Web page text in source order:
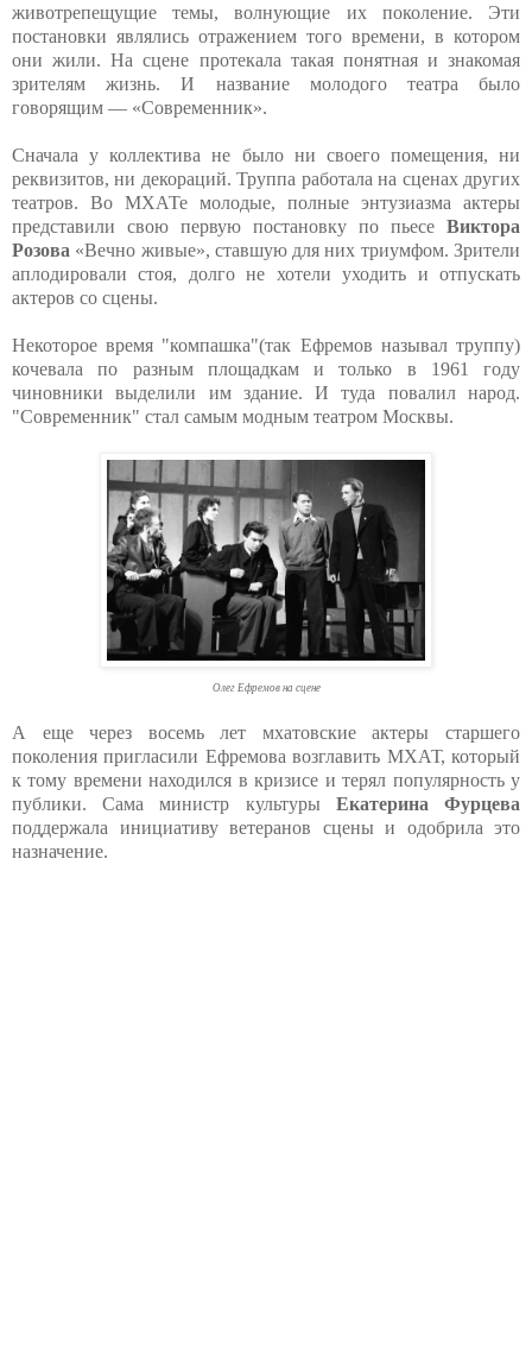
животрепещущие темы, волнующие их поколение. Эти
постановки являлись отражением того времени, в котором
они жили. На сцене протекала такая понятная и знакомая
зрителям жизнь. И название молодого театра было
говорящим — «Современник».
Сначала у коллектива не было ни своего помещения, ни
реквизитов, ни декораций. Труппа работала на сценах других
театров. Во МХАТе молодые, полные энтузиазма актеры
представили свою первую постановку по пьесе Виктора
Розова «Вечно живые», ставшую для них триумфом. Зрители
аплодировали стоя, долго не хотели уходить и отпускать
актеров со сцены.
Некоторое время "компашка"(так Ефремов называл труппу)
кочевала по разным площадкам и только в 1961 году
чиновники выделили им здание. И туда повалил народ.
"Современник" стал самым модным театром Москвы.
Олег Ефремов на сцене
А еще через восемь лет мхатовские актеры старшего
поколения пригласили Ефремова возглавить МХАТ, который
к тому времени находился в кризисе и терял популярность у
публики. Сама министр культуры Екатерина Фурцева
поддержала инициативу ветеранов сцены и одобрила это
назначение.